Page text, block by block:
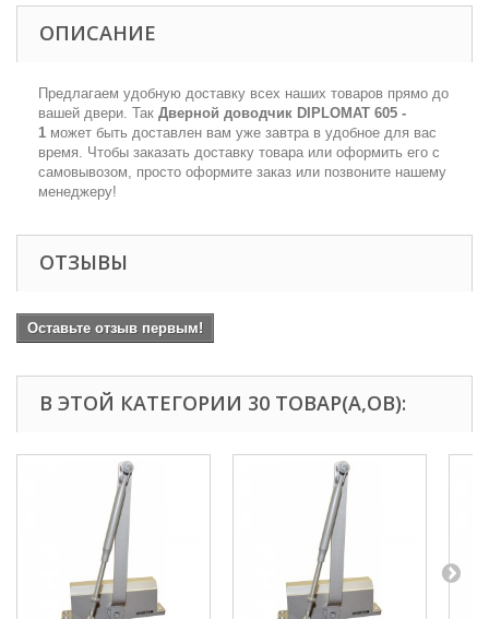
ОПИСАНИЕ
Предлагаем удобную доставку всех наших товаров прямо до
вашей двери. Так Дверной доводчик DIPLOMAT 605 -
1 может быть доставлен вам уже завтра в удобное для вас
время. Чтобы заказать доставку товара или оформить его с
самовывозом, просто оформите заказ или позвоните нашему
менеджеру!
ОТЗЫВЫ
Оставьте отзыв первым!
В ЭТОЙ КАТЕГОРИИ 30 ТОВАР(А,ОВ):